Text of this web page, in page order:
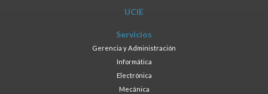
UCIE
Servicios
Gerencia y Administración
Informática
Electrónica
Mecánica